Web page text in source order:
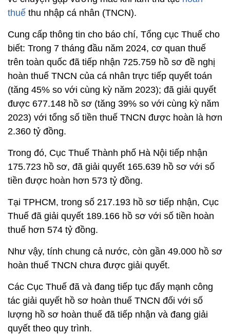
thuế thu nhập cá nhân (TNCN).
Cung cấp thông tin cho báo chí, Tổng cục Thuế cho
biết: Trong 7 tháng đầu năm 2024, cơ quan thuế
trên toàn quốc đã tiếp nhận 725.759 hồ sơ đề nghị
hoàn thuế TNCN của cá nhân trực tiếp quyết toán
(tăng 45% so với cùng kỳ năm 2023); đã giải quyết
được 677.148 hồ sơ (tăng 39% so với cùng kỳ năm
2023) với tổng số tiền thuế TNCN được hoàn là hơn
2.360 tỷ đồng.
Trong đó, Cục Thuế Thành phố Hà Nội tiếp nhận
175.723 hồ sơ, đã giải quyết 165.639 hồ sơ với số
tiền được hoàn hơn 573 tỷ đồng.
Tại TPHCM, trong số 217.193 hồ sơ tiếp nhận, Cục
Thuế đã giải quyết 189.166 hồ sơ với số tiền hoàn
thuế hơn 574 tỷ đồng.
Như vậy, tính chung cả nước, còn gần 49.000 hồ sơ
hoàn thuế TNCN chưa được giải quyết.
Các Cục Thuế đã và đang tiếp tục đẩy mạnh công
tác giải quyết hồ sơ hoàn thuế TNCN đối với số
lượng hồ sơ hoàn thuế đã tiếp nhận và đang giải
quyết theo quy trình.